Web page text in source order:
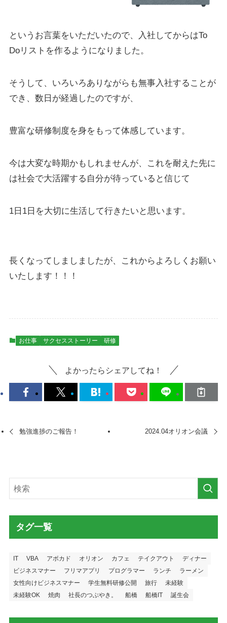
というお言葉をいただいたので、入社してからはTo
Doリストを作るようになりました。
そうして、いろいろありながらも無事入社することが
でき、数日が経過したのですが、
豊富な研修制度を身をもって体感しています。
今は大変な時期かもしれませんが、これを耐えた先に
は社会で大活躍する自分が待っていると信じて
1日1日を大切に生活して行きたいと思います。
長くなってしましましたが、これからよろしくお願い
いたします！！！
お仕事 サクセスストーリー 研修
よかったらシェアしてね！
勉強進捗のご報告！ 2024.04オリオン会議
タグ一覧
IT VBA アボカド オリオン カフェ テイクアウト
ディナー
ビジネスマナー
フリマアプリ プログラマー ランチ
ラーメン
女性向けビジネスマナー
学生無料研修公開 旅行
未経験
未経験OK
焼肉 社長のつぶやき。 船橋 船橋IT 誕生会